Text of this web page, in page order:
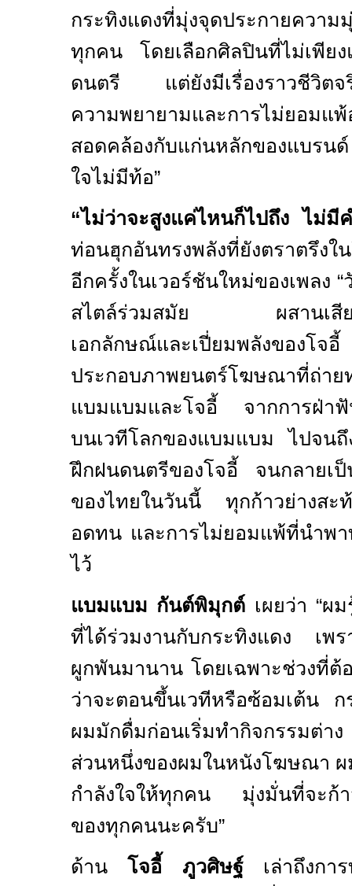
กระทิงแดงที่มุ่งจุดประกายความ
ทุกคน โดยเลือกศิลปินที่ไม่เพียง
ดนตรี แต่ยังมีเรื่องราวชีวิตจริ
ความพยายามและการไม่ย
สอดคล้องกับแก่นหลักของแบรน
ใจไม่มีท้อ”
“ไม่ว่าจะสูงแค่ไหนก็ไปถึง ไม่มี
ท่อนฮุกอันทรงพลังที่ยังตราตรึง
อีกครั้งในเวอร์ชันใหม่ของเพลง “
สไตล์ร่วมสมัย ผสานเสียง
เอกลักษณ์และเปี่ยมพลังของโ
ประกอบภาพยนตร์โฆษณาที่ถ่าย
แบมแบมและโจอี้ จากการฝ่าฟั
บนเวทีโลกของแบมแบม ไปจนถึ
ฝึกฝนดนตรีของโจอี้ จนกลายเ
ของไทยในวันนี้ ทุกก้าวย่างส
อดทน และการไม่ยอมแพ้ที่นำพ
ไว้
แบมแบม กันต์พิมุกต์ เผยว่า “ผม
ที่ได้ร่วมงานกับกระทิงแดง เพร
ผูกพันมานาน โดยเฉพาะช่วงที่ต้
ว่าจะตอนขึ้นเวทีหรือซ้อมเต้น ก
ผมมักดื่มก่อนเริ่มทำกิจกรรมต่า
ส่วนหนึ่งของผมในหนังโฆษณา ผ
กำลังใจให้ทุกคน มุ่งมั่นที่จะก้า
ของทุกคนนะครับ”
ด้านโจอี้ ภูวศิษฐ์ เล่าถึงกา